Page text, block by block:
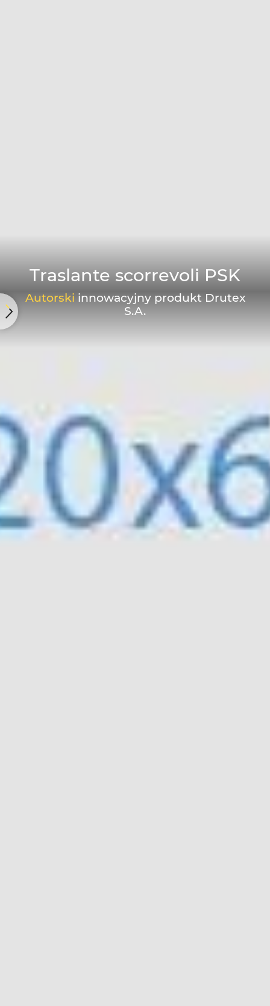
Traslante scorrevoli PSK
Autorski innowacyjny produkt Drutex
S.A.